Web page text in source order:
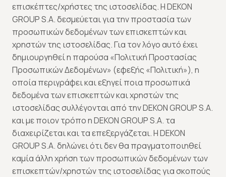
επισκέπτες/χρήστες της ιστοσελίδας. Η DEKON
GROUP S.A. δεσμεύεται για την προστασία των
προσωπικών δεδομένων των επισκεπτών και
χρηστών της ιστοσελίδας. Για τον λόγο αυτό έχει
δημιουργηθεί η παρούσα «Πολιτική Προστασίας
Προσωπικών Δεδομένων» (εφεξής «Πολιτική»), η
οποία περιγράφει και εξηγεί ποια προσωπικά
δεδομένα των επισκεπτών και χρηστών της
ιστοσελίδας συλλέγονται από την DEKON GROUP S.A.
και με ποιον τρόπο η DEKON GROUP S.A. τα
διαχειρίζεται και τα επεξεργάζεται. Η DEKON
GROUP S.A. δηλώνει ότι δεν θα πραγματοποιηθεί
καμία άλλη χρήση των προσωπικών δεδομένων των
επισκεπτών/χρηστών της ιστοσελίδας για σκοπούς